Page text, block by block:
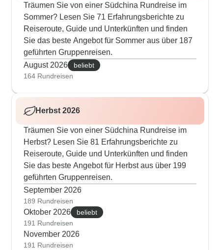
Träumen Sie von einer Südchina Rundreise im
Sommer? Lesen Sie 71 Erfahrungsberichte zu
Reiseroute, Guide und Unterkünften und finden
Sie das beste Angebot für Sommer aus über 187
geführten Gruppenreisen.
August 2026
beliebt
164 Rundreisen
Herbst 2026
Träumen Sie von einer Südchina Rundreise im
Herbst? Lesen Sie 81 Erfahrungsberichte zu
Reiseroute, Guide und Unterkünften und finden
Sie das beste Angebot für Herbst aus über 199
geführten Gruppenreisen.
September 2026
189 Rundreisen
Oktober 2026
beliebt
191 Rundreisen
November 2026
191 Rundreisen